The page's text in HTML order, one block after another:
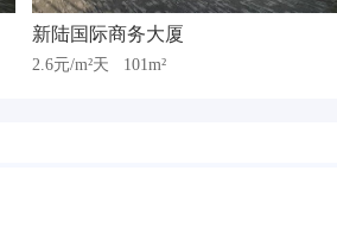
新陆国际商务大厦
2.6元/m²天 101m²